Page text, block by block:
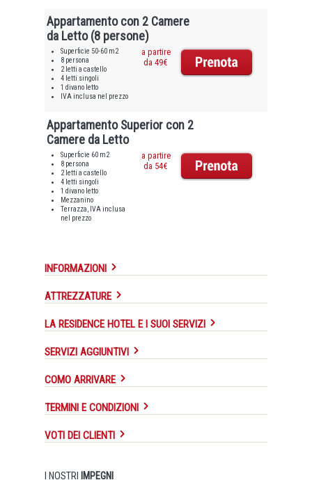
Appartamento con 2 Camere
da Letto (8 persone)
Superficie 50-60 m2
8 persona
2 letti a castello
4 letti singoli
1 divano letto
IVA inclusa nel prezzo
a partire
da 49€
Appartamento Superior con 2
Camere da Letto
Superficie 60 m2
8 persona
2 letti a castello
4 letti singoli
1 divano letto
Mezzanino
Terrazza, IVA inclusa
nel prezzo
a partire
da 54€
INFORMAZIONI
ATTREZZATURE
LA RESIDENCE HOTEL E I SUOI SERVIZI
SERVIZI AGGIUNTIVI
COMO ARRIVARE
TERMINI E CONDIZIONI
VOTI DEI CLIENTI
I NOSTRI IMPEGNI